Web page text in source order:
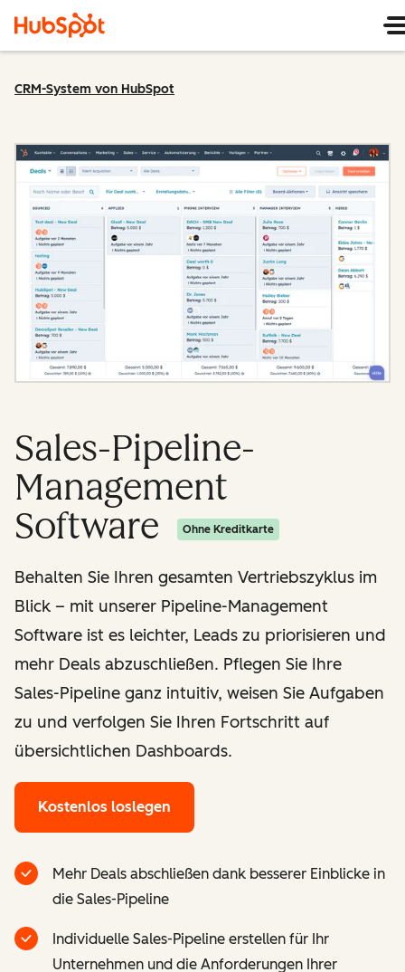
CRM-System von HubSpot
Sales-Pipeline-
Management
Software
Ohne Kreditkarte
Behalten Sie Ihren gesamten Vertriebszyklus im
Blick – mit unserer Pipeline-Management
Software ist es leichter, Leads zu priorisieren und
mehr Deals abzuschließen. Pflegen Sie Ihre
Sales-Pipeline ganz intuitiv, weisen Sie Aufgaben
zu und verfolgen Sie Ihren Fortschritt auf
übersichtlichen Dashboards.
Kostenlos loslegen
Mehr Deals abschließen dank besserer Einblicke in
die Sales-Pipeline
Individuelle Sales-Pipeline erstellen für Ihr
Unternehmen und die Anforderungen Ihrer